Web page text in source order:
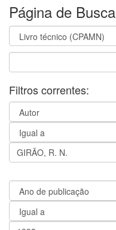
Página de Busca
Filtros correntes: